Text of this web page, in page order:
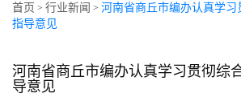
首页 > 行业新闻 > 河南省商丘市编办认真学习
指导意见
河南省商丘市编办认真学习贯彻综
导意见